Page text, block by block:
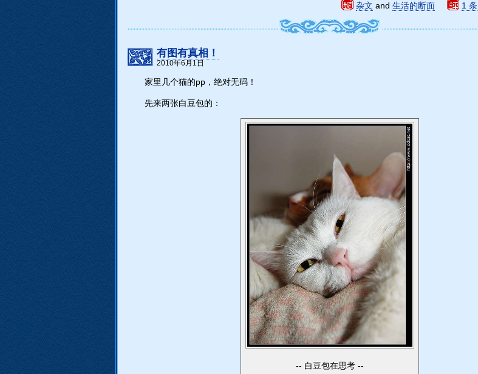
1 条
杂文 and 生活的断面
有图有真相！
2010年6月1日
家里几个猫的pp，绝对无码！
先来两张白豆包的：
白豆包在思考